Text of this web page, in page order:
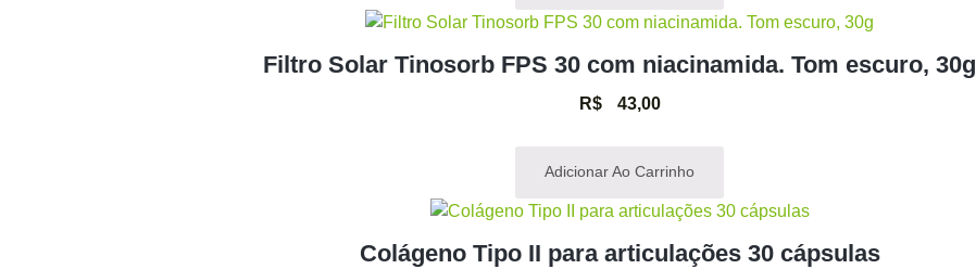
Filtro Solar Tinosorb FPS 30 com niacinamida. Tom escuro, 30g
R$43,00
Adicionar Ao Carrinho
Colágeno Tipo II para articulações 30 cápsulas